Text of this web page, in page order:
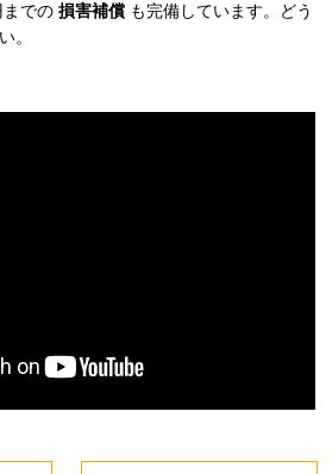
での 損害補償 も完備しています。どう
。